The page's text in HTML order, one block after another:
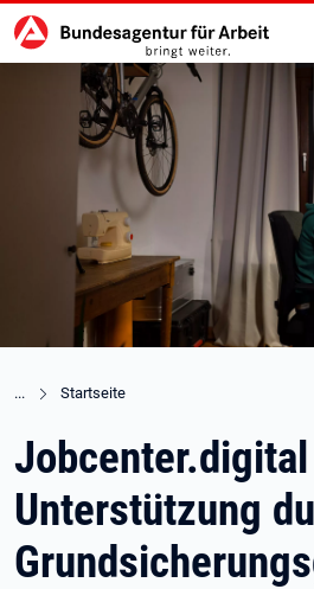
zu den Hauptinhalten springen
Hauptnavigation
Startseite
Unterstützung